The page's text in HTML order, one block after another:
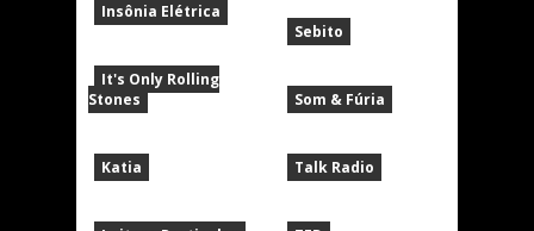
Insônia Elétrica
It's Only Rolling
Stones
Katia
Sebito
Som & Fúria
Talk Radio